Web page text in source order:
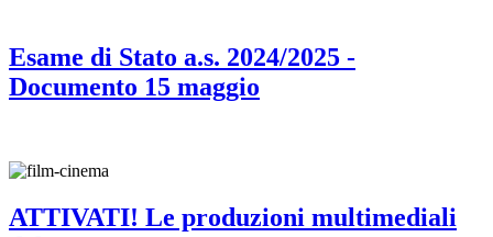
Esame di Stato a.s. 2024/2025 -
Documento 15 maggio
ATTIVATI! Le produzioni multimediali